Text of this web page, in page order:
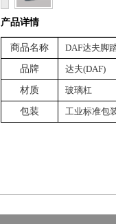
产品详情
商品名称 DAF达夫脚
品牌 达夫(DAF)
材质 玻璃杠
包装 工业标准包